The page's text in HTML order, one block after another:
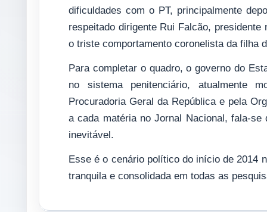
dificuldades com o PT, principalmente
respeitado dirigente Rui Falcão,
o triste comportamento coronelista da filha
Para completar o quadro, o governo do
no sistema penitenciário, atualmente
Procuradoria Geral da República e pela
a cada matéria no Jornal Nacional, fala-
inevitável.
Esse é o cenário político do início de 2014
tranquila e consolidada em todas as